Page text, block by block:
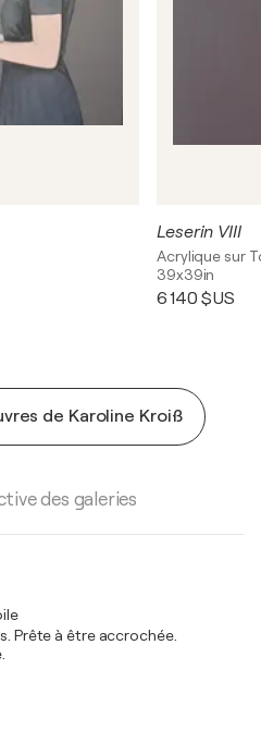
Leserin VIII
Acrylique sur
39x39in
6 140 $US
de Karoline Kroiß
des galeries
Prête à être accrochée.